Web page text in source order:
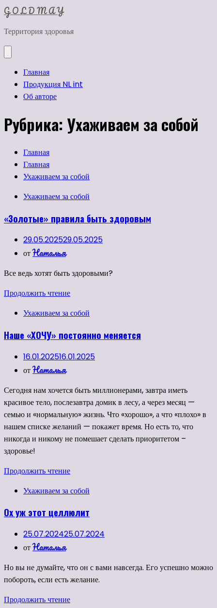
Перейти
к
содержимому
G O L D M A Y
Территория здоровья
Главная
Продукция NL int
Об авторе
Рубрика: Ухаживаем за собой
Главная
Главная
Ухаживаем за собой
Ухаживаем за собой
«Золотые» правила быть здоровым
29.05.202529.05.2025
отНаталья
Все ведь хотят быть здоровыми?
Продолжить чтение
Ухаживаем за собой
Наше «ХОЧУ» постоянно меняется
16.01.202516.01.2025
отНаталья
Сегодня нам хочется быть миллионерами, завтра иметь
красивое тело, послезавтра домик в лесу, а через месяц —
семью и «нормальную» жизнь. Что «хорошо», а что «плохо» в
нашем списке желаний — покажет время. Но есть то, что
никогда и никому не помешает сделать приоритетом –
здоровье!
Продолжить чтение
Ухаживаем за собой
Ох уж этот целлюлит
25.07.202425.07.2024
отНаталья
Но вы не думайте, что он с вами навсегда. Его успешно можно
побороть, если есть желание.
Продолжить чтение